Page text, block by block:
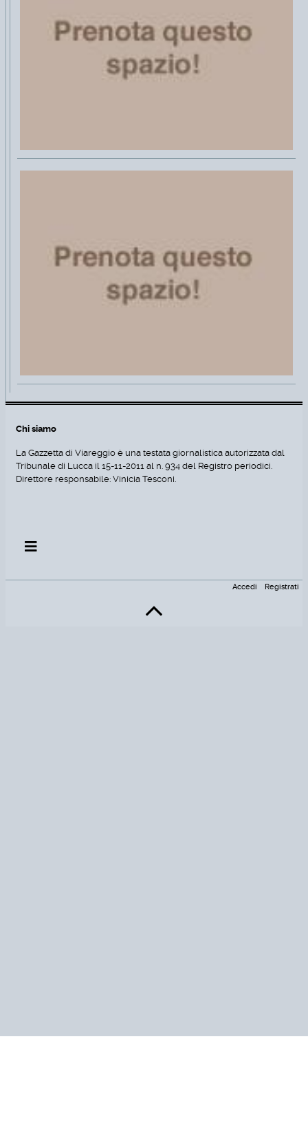
Chi siamo
La Gazzetta di Viareggio è una testata giornalistica autorizzata dal
Tribunale di Lucca il 15-11-2011 al n. 934 del Registro periodici.
Direttore responsabile: Vinicia Tesconi.
Accedi Registrati